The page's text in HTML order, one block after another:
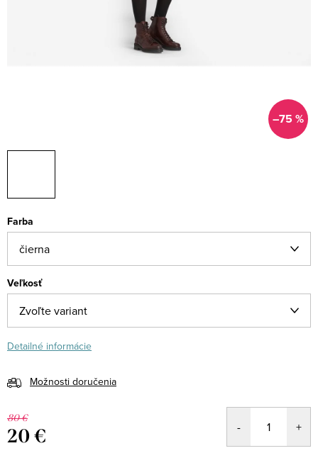
–75 %
Farba
Veľkosť
Detailné informácie
Možnosti doručenia
80 €
20 €